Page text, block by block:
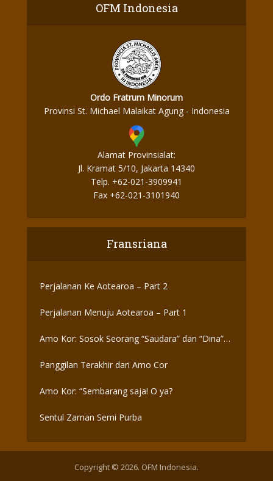
OFM Indonesia
Ordo Fratrum Minorum
Provinsi St. Michael Malaikat Agung - Indonesia
Alamat Provinsialat:
Jl. Kramat 5/10, Jakarta 14340
Telp. +62-021-3909941
Fax +62-021-3101940
Fransriana
Perjalanan Ke Aotearoa – Part 2
Perjalanan Menuju Aotearoa – Part 1
Amo Kor: Sosok Seorang “Saudara” dan “Dina”
Panggilan Terakhir dari Amo Cor
Amo Kor: “Sembarang saja! O ya?
Sentul Zaman Semi Purba
Copyright © 2026. OFM Indonesia.